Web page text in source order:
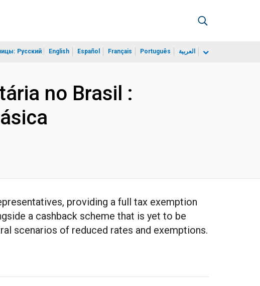
Русский English Español Français Português العربية
no Brasil :
providing a full tax exemption
a cashback scheme that is yet to be
scenarios of reduced rates and exemptions.